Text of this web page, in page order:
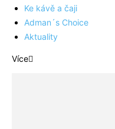
Ke kávě a čaji
Adman´s Choice
Aktuality
Více